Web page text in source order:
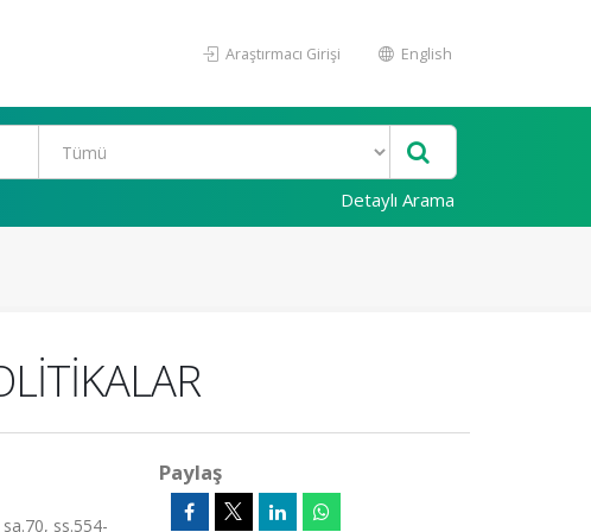
Araştırmacı Girişi English
Detaylı Arama
ss.554-
Paylaş